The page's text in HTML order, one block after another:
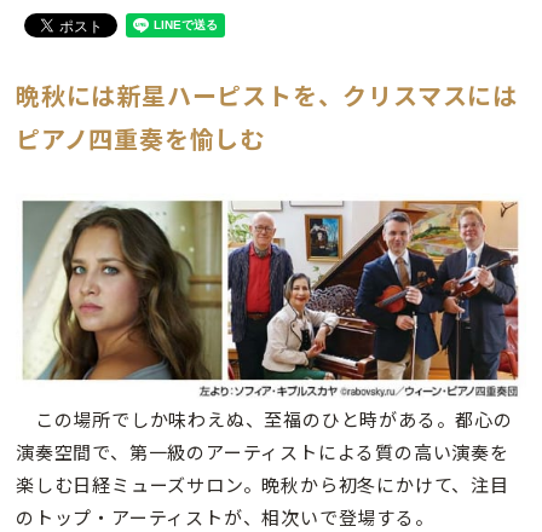
晩秋には新星ハーピストを、クリスマスには
ピアノ四重奏を愉しむ
この場所でしか味わえぬ、至福のひと時がある。都心の
演奏空間で、第一級のアーティストによる質の高い演奏を
楽しむ日経ミューズサロン。晩秋から初冬にかけて、注目
のトップ・アーティストが、相次いで登場する。